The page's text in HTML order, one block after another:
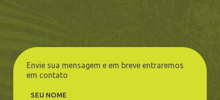
Envie sua mensagem e em breve entraremos
em contato
SEU NOME